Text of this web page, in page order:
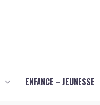
ENFANCE – JEUNESSE